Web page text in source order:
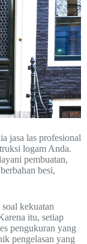
jasa las profesional
logam Anda.
pembuatan,
besi,
kekuatan
itu, setiap
pengukuran yang
pengelasan yang